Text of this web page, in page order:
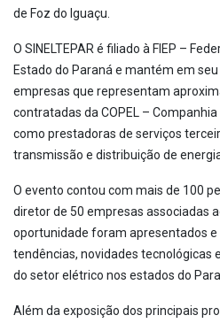
de Foz do Iguaçu.
O SINELTEPAR é filiado à FIEP –
Estado do Paraná e mantém em
empresas que representam
contratadas da COPEL –
como prestadoras de serviços
transmissão e distribuição de
O evento contou com mais de 100
diretor de 50 empresas associadas
oportunidade foram apresentados e
tendências, novidades tecnológicas
do setor elétrico nos estados do
Além da exposição dos principais